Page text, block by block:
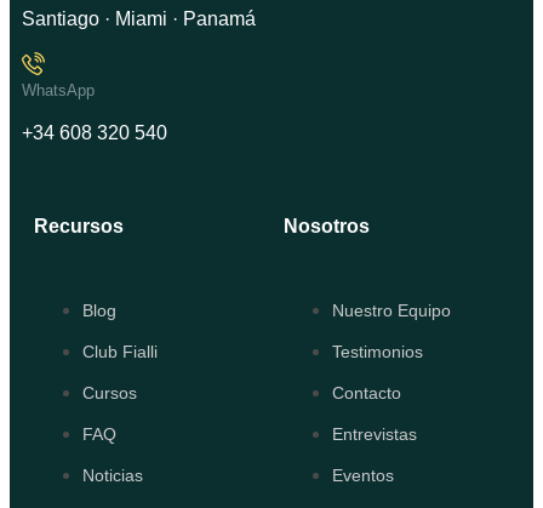
Santiago · Miami · Panamá
WhatsApp
+34 608 320 540
Recursos
Blog
Club Fialli
Cursos
FAQ
Noticias
Nosotros
Nuestro Equipo
Testimonios
Contacto
Entrevistas
Eventos